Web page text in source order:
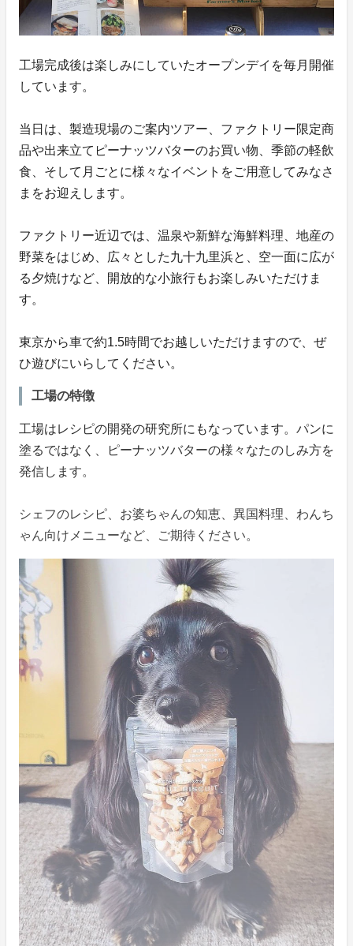
工場完成後は楽しみにしていたオープンデイを毎月開催
しています。
当日は、製造現場のご案内ツアー、ファクトリー限定商
品や出来立てピーナッツバターのお買い物、季節の軽飲
食、そして月ごとに様々なイベントをご用意してみなさ
まをお迎えします。
ファクトリー近辺では、温泉や新鮮な海鮮料理、地産の
野菜をはじめ、広々とした九十九里浜と、空一面に広が
る夕焼けなど、開放的な小旅行もお楽しみいただけま
す。
東京から車で約1.5時間でお越しいただけますので、ぜ
ひ遊びにいらしてください。
工場の特徴
工場はレシピの開発の研究所にもなっています。パンに
塗るではなく、ピーナッツバターの様々なたのしみ方を
発信します。
シェフのレシピ、お婆ちゃんの知恵、異国料理、わんち
ゃん向けメニューなど、ご期待ください。